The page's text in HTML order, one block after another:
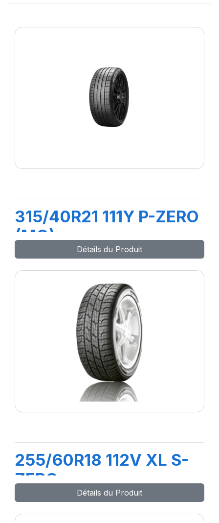
315/40R21 111Y P-ZERO
(MO)
Détails du Produit
255/60R18 112V XL S-
ZERO
Détails du Produit